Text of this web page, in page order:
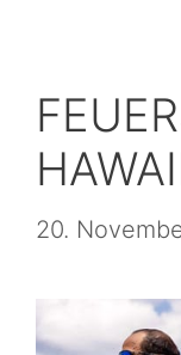
20.